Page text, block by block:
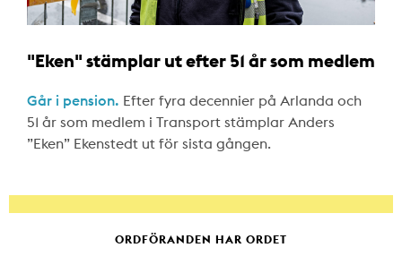
"Eken" stämplar ut efter 51 år som medlem
Går i pension. Efter fyra decennier på Arlanda och
51 år som medlem i Transport stämplar Anders
”Eken” Ekenstedt ut för sista gången.
ORDFÖRANDEN HAR ORDET